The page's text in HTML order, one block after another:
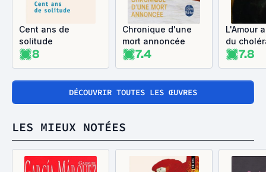
Cent ans de
solitude
8
Chronique d'une
mort annoncée
7.4
L'Amour
du
7.8
DÉCOUVRIR TOUTES LES ŒUVRES
LES MIEUX NOTÉES